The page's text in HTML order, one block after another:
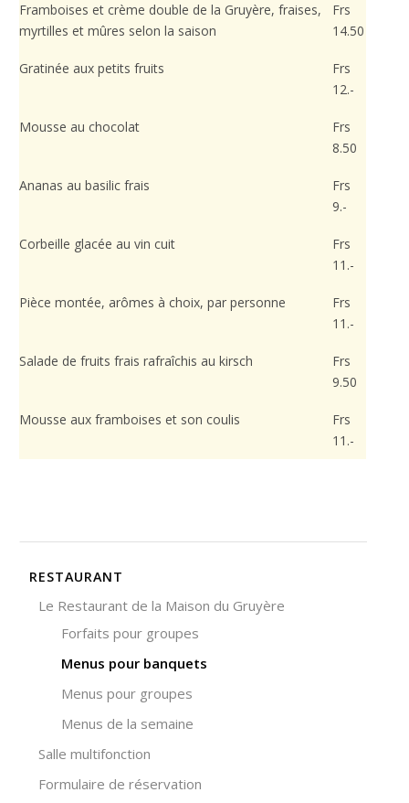
Framboises et crème double de la Gruyère, fraises,
myrtilles et mûres selon la saison
Frs
14.50
Gratinée aux petits fruits
Frs
12.-
Mousse au chocolat
Frs
8.50
Ananas au basilic frais
Frs
9.-
Corbeille glacée au vin cuit
Frs
11.-
Pièce montée, arômes à choix, par personne
Frs
11.-
Salade de fruits frais rafraîchis au kirsch
Frs
9.50
Mousse aux framboises et son coulis
Frs
11.-
RESTAURANT
Le Restaurant de la Maison du Gruyère
Forfaits pour groupes
Menus pour banquets
Menus pour groupes
Menus de la semaine
Salle multifonction
Formulaire de réservation